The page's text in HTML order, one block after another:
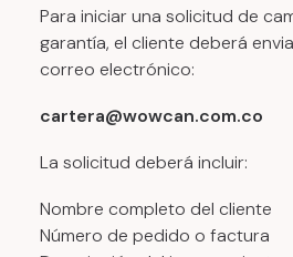
Para iniciar una solicitud de
garantía, el cliente deberá
correo electrónico:
cartera@wowcan.com.co
La solicitud deberá incluir:
Nombre completo del cliente
Número de pedido o factura